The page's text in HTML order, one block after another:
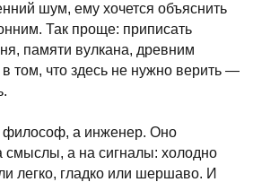
шум, ему хочется объяснить
Так проще: приписать
памяти вулкана, древним
том, что здесь не нужно верить —
а инженер. Оно
смыслы, а на сигналы: холодно
легко, гладко или шершаво. И